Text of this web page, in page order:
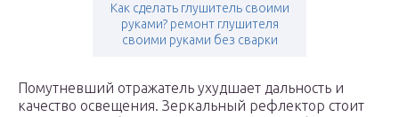
Как сделать глушитель своими
руками? ремонт глушителя
своими руками без сварки
Помутневший отражатель ухудшает дальность и
качество освещения. Зеркальный рефлектор стоит